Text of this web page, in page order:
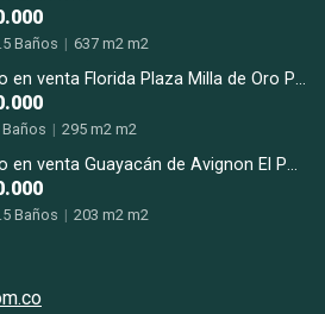
Baños | 637 m2 m2
Apartamento en venta Florida Plaza Milla de Oro Poblado
Baños | 295 m2 m2
Apartamento en venta Guayacán de Avignon El Poblado San Lucas.
Baños | 203 m2 m2